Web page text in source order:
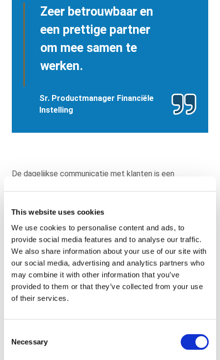
This website uses cookies
We use cookies to personalise content and ads, to
provide social media features and to analyse our traffic.
We also share information about your use of our site with
our social media, advertising and analytics partners who
may combine it with other information that you’ve
provided to them or that they’ve collected from your use
of their services.
Selection
Necessary
Zeer betrouwbaar en
een prettige partner
om mee samen te
werken.
Sr. Productmanager Financiële
Instelling
De dagelijkse communicatie met klanten is een
communicatie van en naar uw klanten, leden of burgers
met de verwerking van klantreacties. Fysiek, digitaal of
een combinatie daarvan. Of het nu gaat om
serviceberichten, facturatiestromen of polissen.
Structureel ingeregeldmiddels een ketenoplossing of
incidenteel opgepakt.
Aan de hand van uw input van transactionele
handelen wij snel en correct klantreacties af. Uiteraard
doorlopen wij bij de verwerking alle gecertificeerde